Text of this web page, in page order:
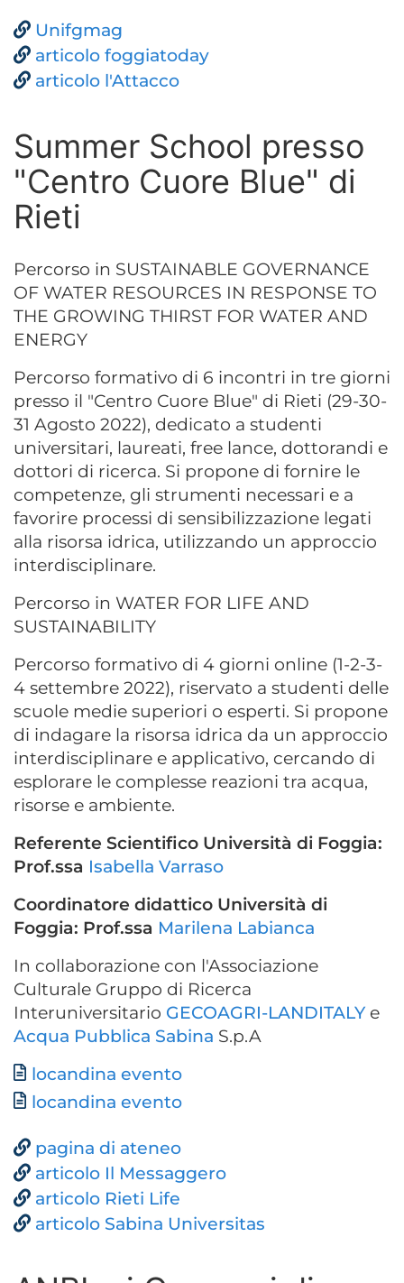
Unifgmag
articolo foggiatoday
articolo l'Attacco
Summer School presso
"Centro Cuore Blue" di
Rieti
Percorso in SUSTAINABLE GOVERNANCE
OF WATER RESOURCES IN RESPONSE TO
THE GROWING THIRST FOR WATER AND
ENERGY
Percorso formativo di 6 incontri in tre giorni
presso il "Centro Cuore Blue" di Rieti (29-30-
31 Agosto 2022), dedicato a studenti
universitari, laureati, free lance, dottorandi e
dottori di ricerca. Si propone di fornire le
competenze, gli strumenti necessari e a
favorire processi di sensibilizzazione legati
alla risorsa idrica, utilizzando un approccio
interdisciplinare.
Percorso in WATER FOR LIFE AND
SUSTAINABILITY
Percorso formativo di 4 giorni online (1-2-3-
4 settembre 2022), riservato a studenti delle
scuole medie superiori o esperti. Si propone
di indagare la risorsa idrica da un approccio
interdisciplinare e applicativo, cercando di
esplorare le complesse reazioni tra acqua,
risorse e ambiente.
Referente Scientifico Università di Foggia:
Prof.ssa Isabella Varraso
Coordinatore didattico Università di
Foggia: Prof.ssa Marilena Labianca
In collaborazione con l'Associazione
Culturale Gruppo di Ricerca
Interuniversitario GECOAGRI-LANDITALY e
Acqua Pubblica Sabina S.p.A
Documento
locandina evento
locandina evento
pagina di ateneo
articolo Il Messaggero
articolo Rieti Life
articolo Sabina Universitas